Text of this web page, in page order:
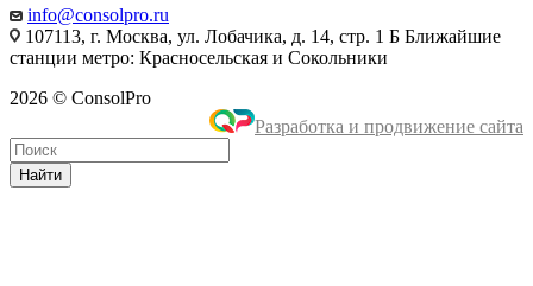
info@consolpro.ru
107113, г. Москва, ул. Лобачика, д. 14, стр. 1 Б Ближайшие
станции метро: Красносельская и Сокольники
2026 © ConsolPro
Разработка и продвижение сайта
Найти